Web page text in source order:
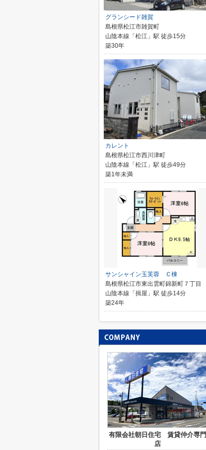
グランシード雑賀
島根県松江市雑賀町
山陰本線「松江」駅 徒歩15分
築30年
カレント
島根県松江市西川津町
山陰本線「松江」駅 徒歩49分
築1年未満
サンシャイン玉芙蓉 Ｃ棟
島根県松江市東出雲町錦新町７丁目
山陰本線「揖屋」駅 徒歩14分
築24年
有限会社朝日住宅 賃貸仲介専門
店